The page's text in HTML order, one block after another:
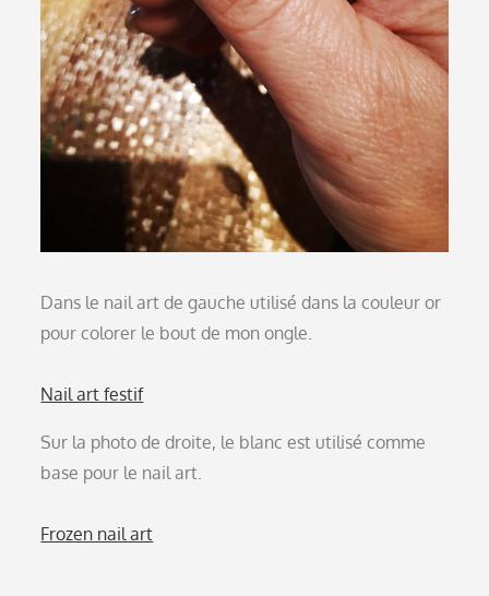
Dans le nail art de gauche utilisé dans la couleur or
pour colorer le bout de mon ongle.
Nail art festif
Sur la photo de droite, le blanc est utilisé comme
base pour le nail art.
Frozen nail art